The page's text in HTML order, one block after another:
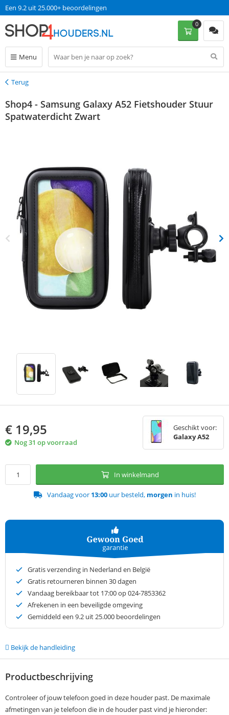
Een 9.2 uit 25.000+ beoordelingen
Menu
0
Terug
Terug
Shop4 - Samsung Galaxy A52 Fietshouder Stuur
Spatwaterdicht Zwart
€ 19,95
Nog 31 op voorraad
Geschikt voor:
Galaxy A52
In winkelmand
Vandaag voor 13:00uur besteld, morgen in huis!
Gratis verzending in Nederland en België
Gratis retourneren binnen 30 dagen
Vandaag bereikbaar tot 17:00 op 024-7853362
Afrekenen in een beveiligde omgeving
Gemiddeld een 9.2 uit 25.000 beoordelingen
Bekijk de handleiding
Productbeschrijving
Controleer of jouw telefoon goed in deze houder past. De maximale
afmetingen van je telefoon die in de houder past vind je hieronder: